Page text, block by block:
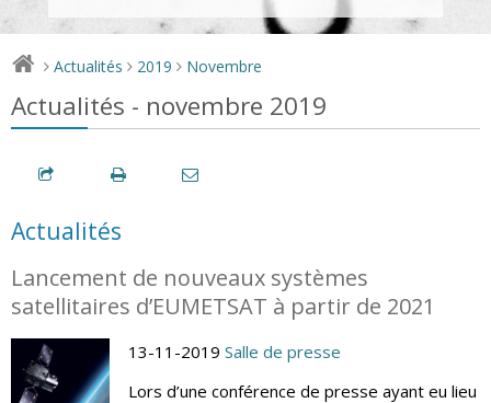
> Actualités > 2019 > Novembre
Actualités - novembre 2019
Actualités
Lancement de nouveaux systèmes
satellitaires d’EUMETSAT à partir de 2021
13-11-2019 Salle de presse
Lors d’une conférence de presse ayant eu lieu